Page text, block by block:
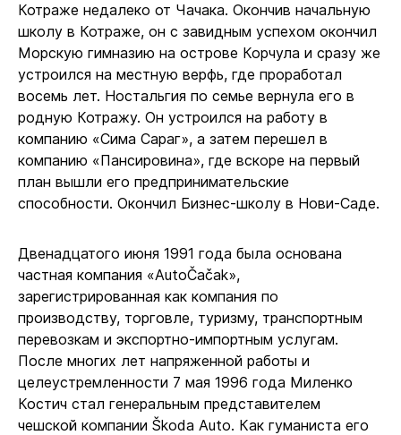
Котраже недалеко от Чачака. Окончив начальную
школу в Котраже, он с завидным успехом окончил
Морскую гимназию на острове Корчула и сразу же
устроился на местную верфь, где проработал
восемь лет. Ностальгия по семье вернула его в
родную Котражу. Он устроился на работу в
компанию «Сима Сараг», а затем перешел в
компанию «Пансировина», где вскоре на первый
план вышли его предпринимательские
способности. Окончил Бизнес-школу в Нови-Саде.
Двенадцатого июня 1991 года была основана
частная компания «AutoČačak»,
зарегистрированная как компания по
производству, торговле, туризму, транспортным
перевозкам и экспортно-импортным услугам.
После многих лет напряженной работы и
целеустремленности 7 мая 1996 года Миленко
Костич стал генеральным представителем
чешской компании Škoda Auto. Как гуманиста его